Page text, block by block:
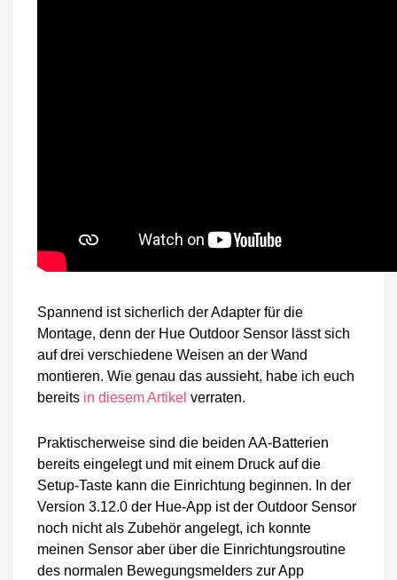
Spannend ist sicherlich der Adapter für die
Montage, denn der Hue Outdoor Sensor lässt sich
auf drei verschiedene Weisen an der Wand
montieren. Wie genau das aussieht, habe ich euch
bereits in diesem Artikel verraten.
Praktischerweise sind die beiden AA-Batterien
bereits eingelegt und mit einem Druck auf die
Setup-Taste kann die Einrichtung beginnen. In der
Version 3.12.0 der Hue-App ist der Outdoor Sensor
noch nicht als Zubehör angelegt, ich konnte
meinen Sensor aber über die Einrichtungsroutine
des normalen Bewegungsmelders zur App